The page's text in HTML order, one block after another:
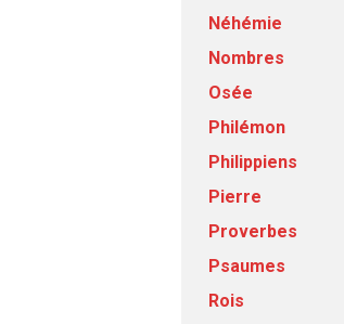
Néhémie
Nombres
Osée
Philémon
Philippiens
Pierre
Proverbes
Psaumes
Rois